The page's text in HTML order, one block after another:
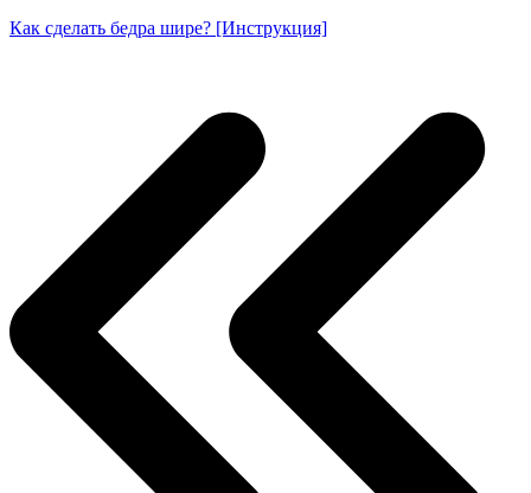
Как сделать бедра шире? [Инструкция]